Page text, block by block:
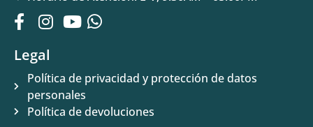
Legal
Política de privacidad y protección de datos
personales
Política de devoluciones